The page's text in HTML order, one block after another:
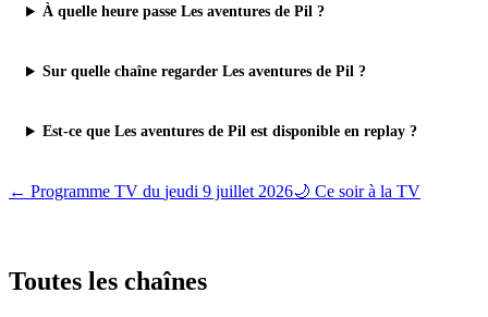
À quelle heure passe Les aventures de Pil ?
Sur quelle chaîne regarder Les aventures de Pil ?
Est-ce que Les aventures de Pil est disponible en replay ?
← Programme TV du jeudi 9 juillet 2026🌙 Ce soir à la TV
Toutes les chaînes